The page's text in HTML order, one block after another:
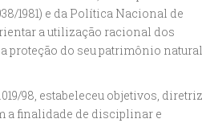
1981) e da Política Nacional de
a utilização racional dos
proteção do seu patrimônio natural,
98, estabeleceu objetivos,
a finalidade de disciplinar e